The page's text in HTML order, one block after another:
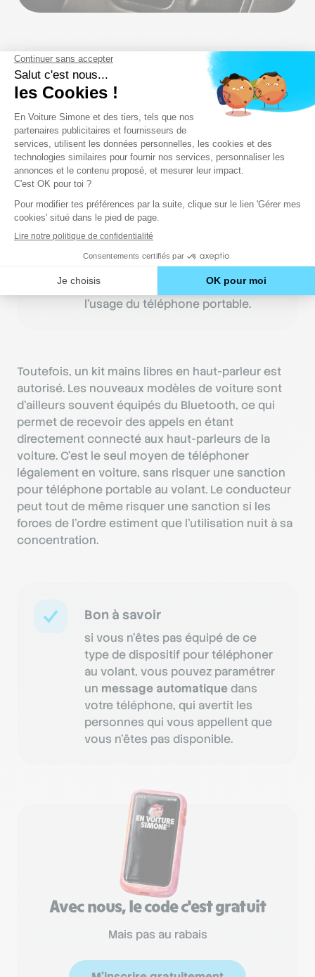
Bon à savoir
La réglementation R412 ducode de
la route pour les piétons
considérés comme usagers
vulnérables, est beaucoup plus
souple. Circuler le nez sur son
téléphone n’est pas considéré
comme une infraction alors que les
conducteurs risquent des
sanctions. Malheureusement,
l'inattention des piétons devient
très préoccupante. 1 accident
mortel de piétons sur 10 serait dû à
l’usage du téléphone portable.
Toutefois, un kit mains libres en haut-parleur est
autorisé. Les nouveaux modèles de voiture sont
d’ailleurs souvent équipés du Bluetooth, ce qui
permet de recevoir des appels en étant
directement connecté aux haut-parleurs de la
voiture. C’est le seul moyen de téléphoner
légalement en voiture, sans risquer une sanction
pour téléphone portable au volant. Le conducteur
peut tout de même risquer une sanction si les
forces de l'ordre estiment que l'utilisation nuit à sa
concentration.
Bon à savoir
si vous n’êtes pas équipé de ce
type de dispositif pour téléphoner
au volant, vous pouvez paramétrer
un message automatiquedans
votre téléphone, qui avertit les
personnes qui vous appellent que
vous n’êtes pas disponible.
Avec nous, le code c'est gratuit
Mais pas au rabais